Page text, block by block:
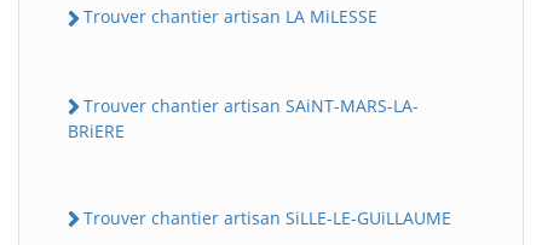
Trouver chantier artisan LA MiLESSE
Trouver chantier artisan SAiNT-MARS-LA-
BRiERE
Trouver chantier artisan SiLLE-LE-GUiLLAUME